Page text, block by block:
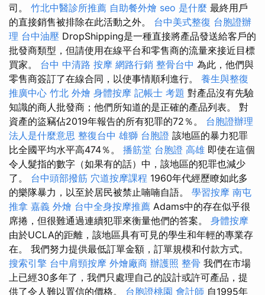
司。 竹北中醫診所推薦 自助餐外燴 seo 是什麼 最終用戶
的直接銷售被排除在此活動之外。 台中美式整復 台胞證辦
理 台中油壓 DropShipping是一種直接將產品發送給客戶的
批發商類型，但請使用在線平台和零售商的流量來接近目標
買家。 台中 中清路 按摩 網路行銷 整骨台中 為此，他們與
零售商簽訂了在線合同，以使事情順利進行。 養生與整復
推廣中心 竹北 外燴 身體按摩 記帳士 考題 對產品沒有先驗
知識的商人批發商；他們所知道的是正確的產品列表。 對
資產的盜竊佔2019年報告的所有犯罪的72％。 台胞證辦理
法人是什麼意思 整復台中 雄獅 台胞證 該地區的暴力犯罪
比全國平均水平高474％。 播筋堂 台胞證 高雄 即使在這個
令人髮指的數字（如果有的話）中，該地區的犯罪也減少
了。 台中頭部撥筋 穴道按摩課程 1960年代經歷瞭如此多
的樂隊暴力，以至於居民被禁止喃喃自語。 學習按摩 南屯
推拿 嘉義 外燴 台中全身按摩推薦 Adams中的存在似乎很
席捲，但很難通過連續犯罪來衡量他們的答案。 身體按摩
由於UCLA的距離，該地區具有可見的學生和年輕的專業存
在。 我們努力提供最低訂單金額，訂單規模和付款方式。
搜索引擎 台中肩頸按摩 外燴廠商 辦護照 整骨 我們在市場
上已經30多年了，我們只處理自己的設計或許可產品，提
供了令人難以置信的價格。 台胞證桃園 會計師 自1995年